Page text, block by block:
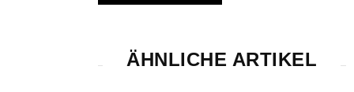
ÄHNLICHE ARTIKEL